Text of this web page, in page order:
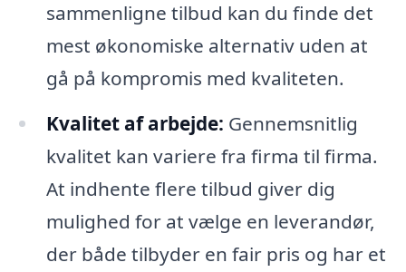
sammenligne tilbud kan du finde det
mest økonomiske alternativ uden at
gå på kompromis med kvaliteten.
Kvalitet af arbejde: Gennemsnitlig
kvalitet kan variere fra firma til firma.
At indhente flere tilbud giver dig
mulighed for at vælge en leverandør,
der både tilbyder en fair pris og har et